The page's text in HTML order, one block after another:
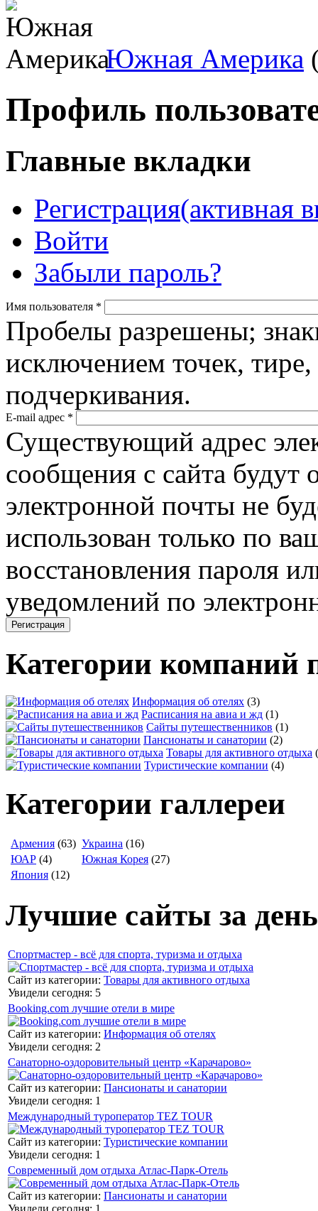
Южная Америка
Профиль
Главные вкладки
Регистрация(активная
Войти
Забыли пароль?
Имя пользователя *
Пробелы разрешены;
исключением точек,
подчеркивания.
E-mail адрес *
Существующий адрес
сообщения с сайта будут
электронной почты не
использован только по
восстановления пароля
уведомлений по
Категории компаний
Информация об отелях (3)
Расписания на авиа и жд (1)
Сайты путешественников (1)
Пансионаты и санатории (2)
Товары для активного отдыха
Туристические компании (4)
Категории галлереи
Армения (63) Украина (16)
ЮАР (4) Южная Корея (27)
Япония (12)
Лучшие сайты за день
Спортмастер - всё для спорта, туризма и отдыха
Сайт из категории: Товары для активного отдыха
Увидели сегодня: 5
Booking.com лучшие отели в мире
Сайт из категории: Информация об отелях
Увидели сегодня: 2
Санаторно-оздоровительный центр «Карачарово»
Сайт из категории: Пансионаты и санатории
Увидели сегодня: 1
Международный туроператор TEZ TOUR
Сайт из категории: Туристические компании
Увидели сегодня: 1
Современный дом отдыха Атлас-Парк-Отель
Сайт из категории: Пансионаты и санатории